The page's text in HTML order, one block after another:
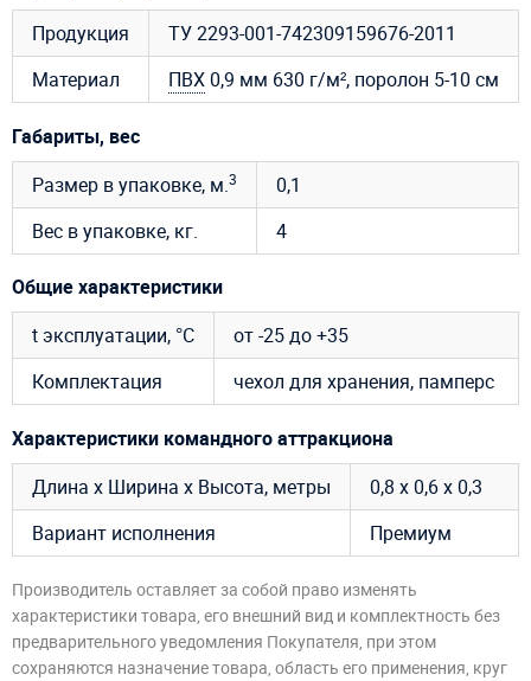
Продукция
ТУ 2293-001-742309159676-2011
Материал
ПВХ0,9 мм 630 г/м², поролон 5-10 см
Габариты, вес
Размер в упаковке, м.3
0,1
Вес в упаковке, кг.
4
Общие характеристики
t эксплуатации, °C
от -25 до +35
Комплектация
чехол для хранения, памперс
Характеристики командного аттракциона
Длина х Ширина х Высота, метры
0,8 х 0,6 х 0,3
Вариант исполнения
Премиум
Производитель оставляет за собой право изменять
характеристики товара, его внешний вид и комплектность без
предварительного уведомления Покупателя, при этом
сохраняются назначение товара, область его применения, круг